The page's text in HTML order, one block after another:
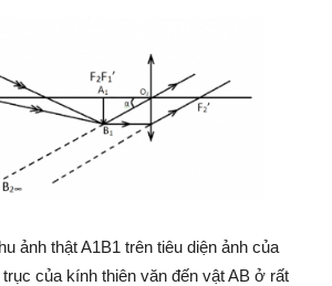
ảnh thật A1B1 trên tiêu diện ảnh của
của kính thiên văn đến vật AB ở rất